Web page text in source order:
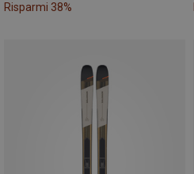
Risparmi 38%